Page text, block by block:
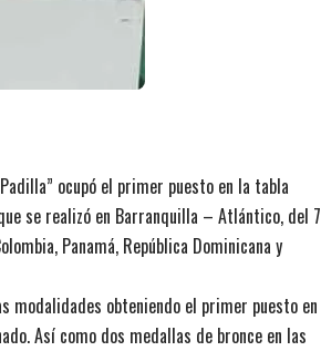
ocupó el primer puesto en la tabla
se realizó en Barranquilla – Atlántico, del 7
Panamá, República Dominicana y
modalidades obteniendo el primer puesto en
Así como dos medallas de bronce en las